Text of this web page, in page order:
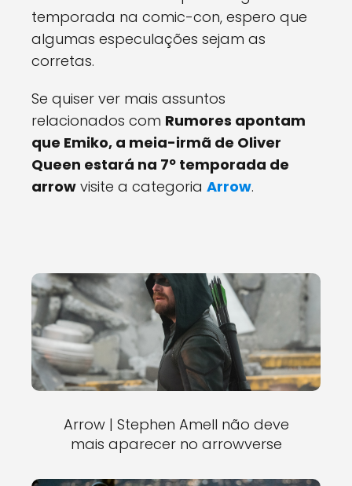
temporada na comic-con, espero que
algumas especulações sejam as
corretas.
Se quiser ver mais assuntos
relacionados com Rumores apontam
que Emiko, a meia-irmã de Oliver
Queen estará na 7º temporada de
arrow visite a categoria Arrow.
Arrow | Stephen Amell não deve
mais aparecer no arrowverse